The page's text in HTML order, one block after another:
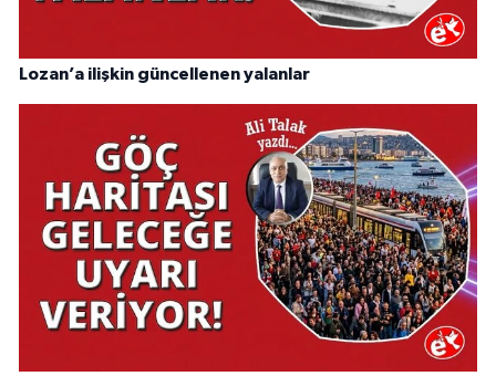
Lozan’a ilişkin güncellenen yalanlar